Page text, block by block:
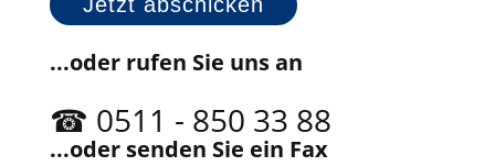
...oder rufen Sie uns an
☎ 0511 - 850 33 88
...oder senden Sie ein Fax